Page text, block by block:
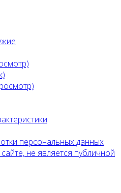
персональных данных
не является публичной